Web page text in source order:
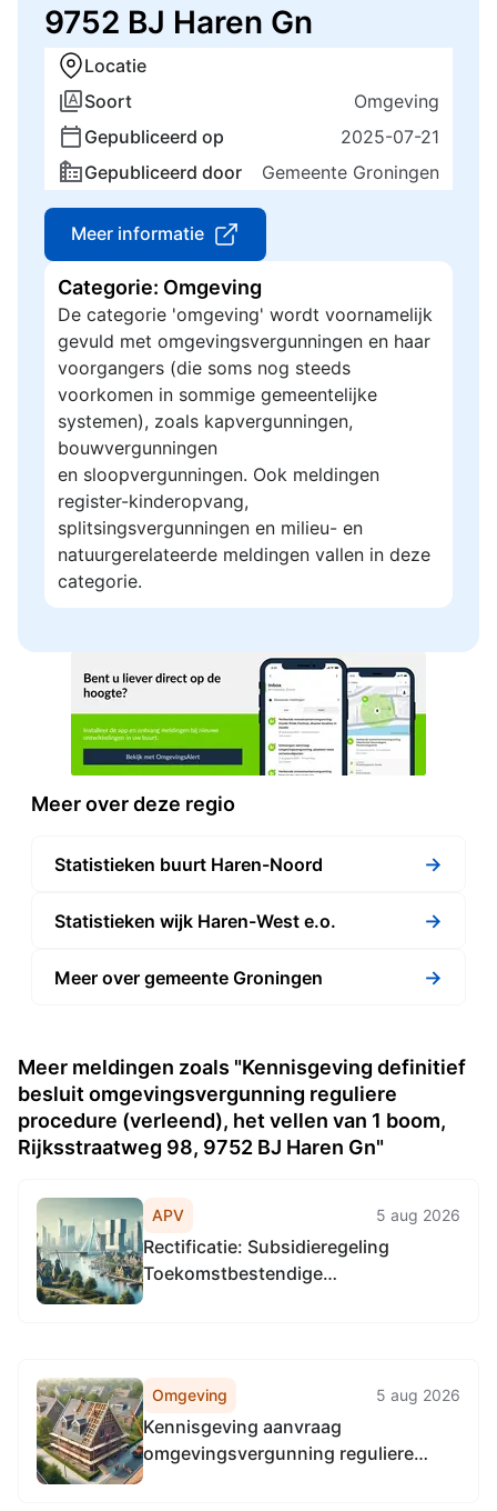
9752 BJ Haren Gn
Locatie
Soort
Omgeving
Gepubliceerd op
2025-07-21
Gepubliceerd door
Gemeente Groningen
Meer informatie
Categorie: Omgeving
De categorie 'omgeving' wordt voornamelijk
gevuld met omgevingsvergunningen en haar
voorgangers (die soms nog steeds
voorkomen in sommige gemeentelijke
systemen), zoals kapvergunningen,
bouwvergunningen
en sloopvergunningen. Ook meldingen
register-kinderopvang,
splitsingsvergunningen en milieu- en
natuurgerelateerde meldingen vallen in deze
categorie.
Meer over deze regio
Statistieken buurt Haren-Noord →
Statistieken wijk Haren-West e.o. →
Meer over gemeente Groningen →
Meer meldingen zoals "Kennisgeving definitief
besluit omgevingsvergunning reguliere
procedure (verleend), het vellen van 1 boom,
Rijksstraatweg 98, 9752 BJ Haren Gn"
APV 5 aug 2026
Rectificatie: Subsidieregeling
Toekomstbestendige
Omgeving 5 aug 2026
Kennisgeving aanvraag
omgevingsvergunning reguliere